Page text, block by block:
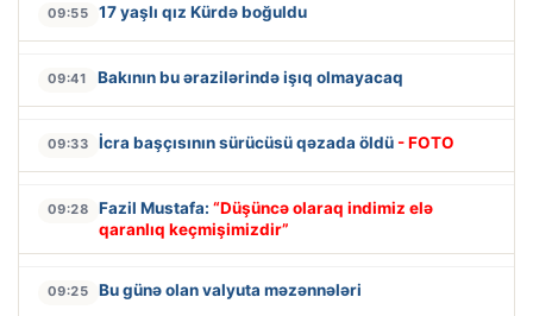
09:55 17 yaşlı qız Kürdə boğuldu
09:41 Bakının bu ərazilərində işıq olmayacaq
09:33 İcra başçısının sürücüsü qəzada öldü - FOTO
09:28 Fazil Mustafa: “Düşüncə olaraq indimiz elə
qaranlıq keçmişimizdir”
09:25 Bu günə olan valyuta məzənnələri